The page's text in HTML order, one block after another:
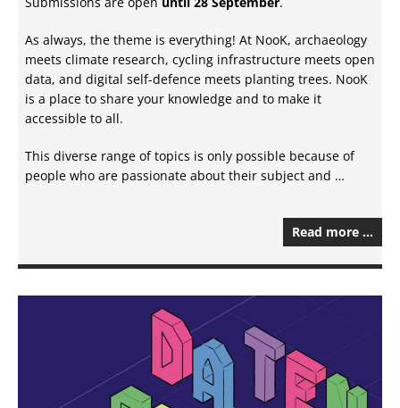
As always, the theme is everything! At NooK, archaeology
meets climate research, cycling infrastructure meets open
data, and digital self-defence meets planting trees. NooK
is a place to share your knowledge and to make it
accessible to all.
This diverse range of topics is only possible because of
people who are passionate about their subject and …
Read more …